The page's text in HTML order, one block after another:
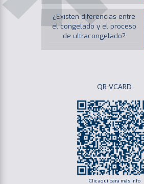
¿Existen diferencias entre
el congelado y el proceso
de ultracongelado?
QR-VCARD
Clic aquí para más info